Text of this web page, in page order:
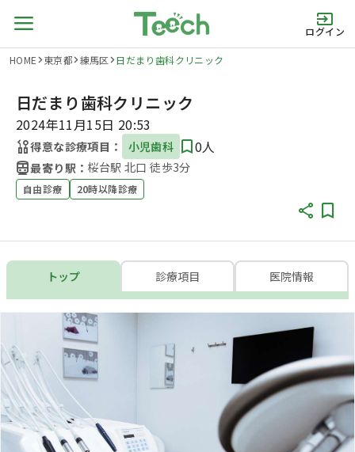
ログイン
HOME 東京都 練馬区 日だまり歯科クリニック
日だまり歯科クリニック
2024年11月15日 20:53
得意な診療項目： 小児歯科 0人
最寄り駅：桜台駅 北口 徒歩3分
自由診療 20時以降診療
トップ 診療項目 医院情報